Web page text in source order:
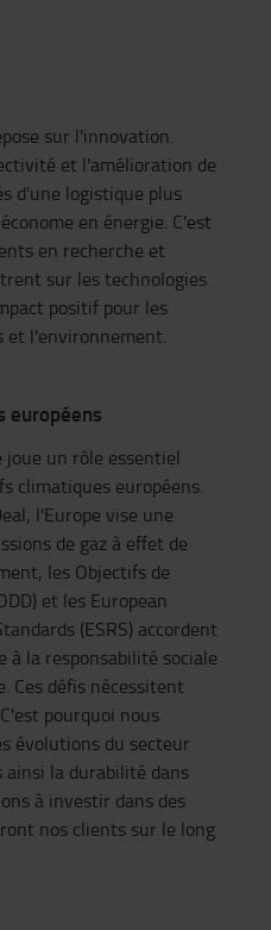
sur l'innovation.
et l'amélioration de
d'une logistique plus
en énergie. C'est
en recherche et
sur les technologies
positif pour les
et l'environnement.
européens
un rôle essentiel
climatiques européens.
l'Europe vise une
de gaz à effet de
les Objectifs de
et les European
(ESRS) accordent
à la responsabilité sociale
Ces défis nécessitent
pourquoi nous
évolutions du secteur
la durabilité dans
à investir dans des
nos clients sur le long